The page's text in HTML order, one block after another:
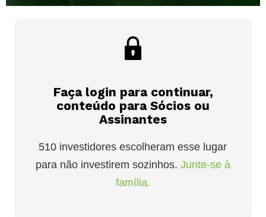
Faça login para continuar,
conteúdo para Sócios ou
Assinantes
510 investidores escolheram esse lugar
para não investirem sozinhos. Junte-se à
família.